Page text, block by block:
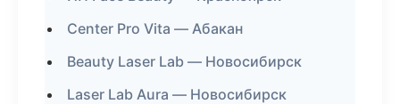
Center Pro Vita — Абакан
Beauty Laser Lab — Новосибирск
Laser Lab Aura — Новосибирск